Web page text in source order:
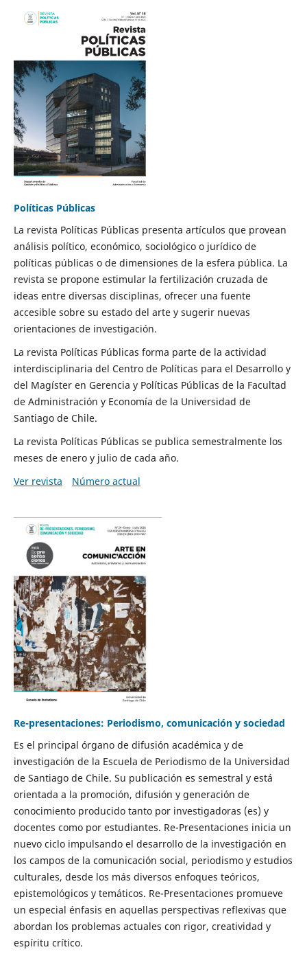
Políticas Públicas
La revista Políticas Públicas presenta artículos que provean
análisis político, económico, sociológico o jurídico de
políticas públicas o de dimensiones de la esfera pública. La
revista se propone estimular la fertilización cruzada de
ideas entre diversas disciplinas, ofrecer una fuente
accesible sobre su estado del arte y sugerir nuevas
orientaciones de investigación.
La revista Políticas Públicas forma parte de la actividad
interdisciplinaria del Centro de Políticas para el Desarrollo y
del Magíster en Gerencia y Políticas Públicas de la Facultad
de Administración y Economía de la Universidad de
Santiago de Chile.
La revista Políticas Públicas se publica semestralmente los
meses de enero y julio de cada año.
Ver revista
Número actual
Re-presentaciones: Periodismo, comunicación y sociedad
Es el principal órgano de difusión académica y de
investigación de la Escuela de Periodismo de la Universidad
de Santiago de Chile. Su publicación es semestral y está
orientada a la promoción, difusión y generación de
conocimiento producido tanto por investigadoras (es) y
docentes como por estudiantes. Re-Presentaciones inicia un
nuevo ciclo impulsando el desarrollo de la investigación en
los campos de la comunicación social, periodismo y estudios
culturales, desde los más diversos enfoques teóricos,
epistemológicos y temáticos. Re-Presentaciones promueve
un especial énfasis en aquellas perspectivas reflexivas que
abordan los problemas actuales con rigor, creatividad y
espíritu crítico.